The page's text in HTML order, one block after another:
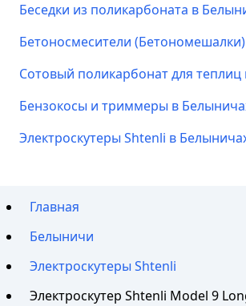
Беседки из поликарбоната в
Бетоносмесители
Сотовый поликарбонат для
Бензокосы и триммеры в
Электроскутеры Shtenli в
Главная
Белыничи
Электроскутеры Shtenli
Электроскутер Shtenli Model 9